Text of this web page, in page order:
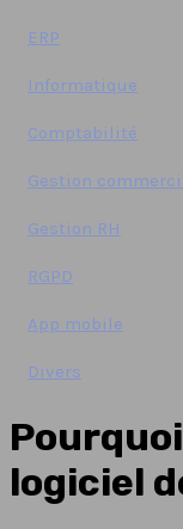
ERP
Informatique
Comptabilité
Gestion
Gestion RH
RGPD
App mobile
Divers
logiciel